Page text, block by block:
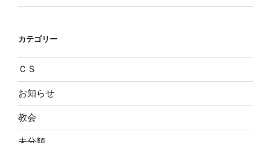
カテゴリー
ＣＳ
お知らせ
教会